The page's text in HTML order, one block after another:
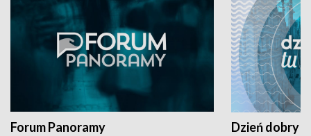
Forum Panoramy Dzień dobry